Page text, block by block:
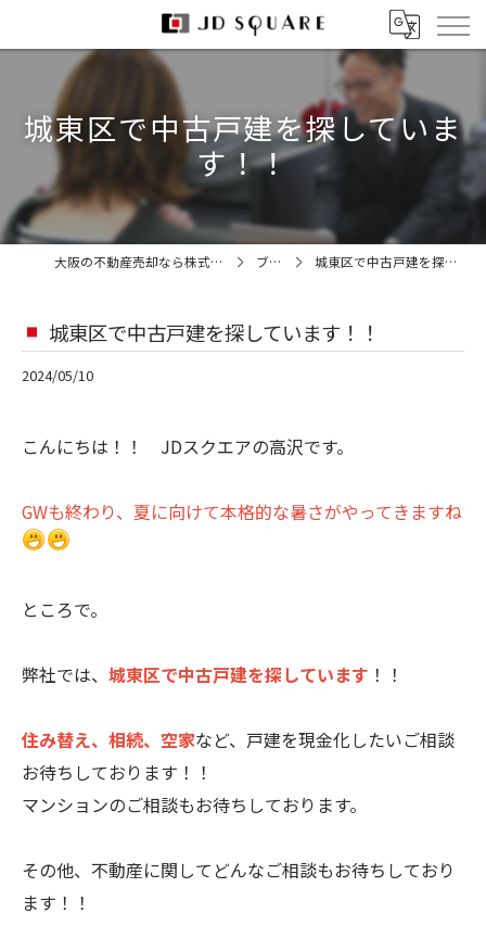
城東区で中古戸建を探していま
す！！
大阪の不動産売却なら株式会社JDスクエア ブログ 城東区で中古戸建を探しています！！
城東区で中古戸建を探しています！！
2024/05/10
こんにちは！！ JDスクエアの高沢です。
GWも終わり、夏に向けて本格的な暑さがやってきますね
ところで。
弊社では、 城東区で中古戸建を探しています ！！
住み替え、相続、空家など、戸建を現金化したいご相談
お待ちしております！！
マンションのご相談もお待ちしております。
その他、不動産に関してどんなご相談もお待ちしており
ます！！